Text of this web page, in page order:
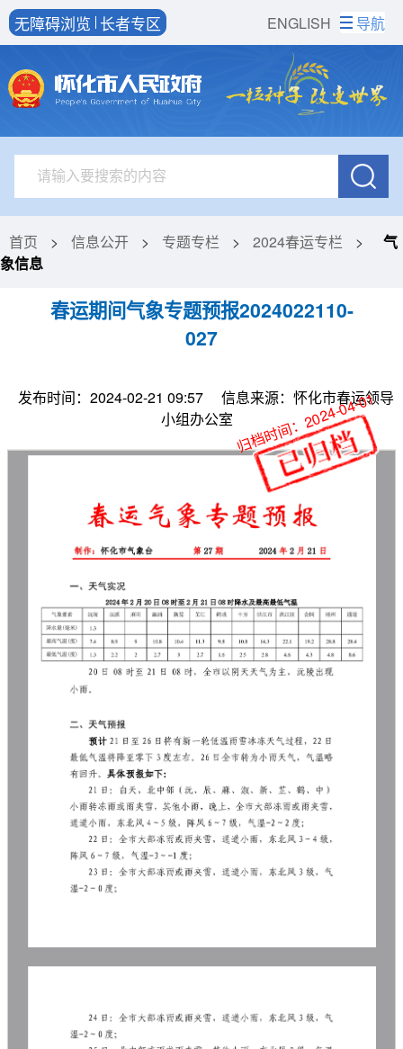
ENGLISH
无障碍浏览 长者专区 导航
首页 > 信息公开 > 专题专栏 > 2024春运专栏 >
气
象信息
春运期间气象专题预报2024022110-
027
发布时间：2024-02-21 09:57
信息来源：怀化市春运领导
小组办公室归档时间：2024-04-01